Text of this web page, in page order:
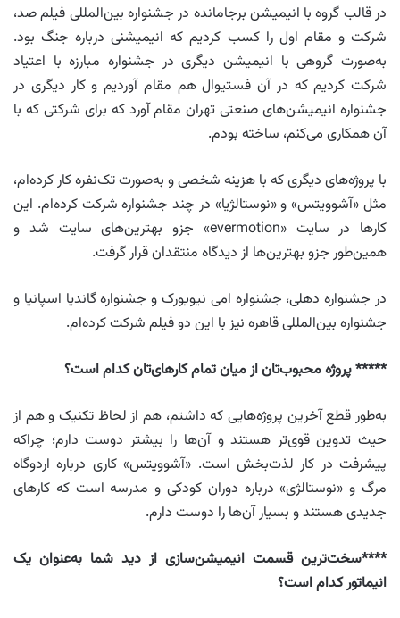
در قالب گروه با انیمیشن برجامانده در جشنواره بین‌المللی فیلم صد،
شرکت و مقام اول را کسب کردیم که انیمیشنی درباره جنگ بود.
به‌صورت گروهی با انیمیشن دیگری در جشنواره مبارزه با اعتیاد
شرکت کردیم که در آن فستیوال هم مقام آوردیم و کار دیگری در
جشنواره انیمیشن‌های صنعتی تهران مقام آورد که برای شرکتی که با
آن همکاری می‌کنم، ساخته بودم.
با پروژه‌های دیگری که با هزینه شخصی و به‌صورت تک‌نفره کار کرده‌ام،
مثل «آشوویتس» و «نوستالژیا» در چند جشنواره شرکت کرده‌ام. این
کارها در سایت «evermotion» جزو بهترین‌های سایت شد و
همین‌طور جزو بهترین‌ها از دیدگاه منتقدان قرار گرفت.
در جشنواره دهلی، جشنواره ‌امی نیویورک و جشنواره گاندیا اسپانیا و
جشنواره بین‌المللی قاهره نیز با این دو فیلم شرکت کرده‌ام.
***** پروژه محبوب‌تان از میان تمام‌ کارهای‌تان کدام است؟
به‌طور قطع آخرین پروژه‌هایی که داشتم، هم از لحاظ تکنیک و هم از
حیث تدوین قوی‌تر هستند و آن‌ها را بیشتر دوست دارم؛ چراکه
پیشرفت در کار لذت‌بخش است. «آشوویتس» کاری درباره اردوگاه
مرگ و «نوستالژی» درباره دوران کودکی و مدرسه است که کارهای
جدیدی هستند و بسیار آن‌ها را دوست دارم.
****سخت‌ترین قسمت انیمیشن‌سازی از دید شما به‌عنوان یک
انیماتور کدام است؟